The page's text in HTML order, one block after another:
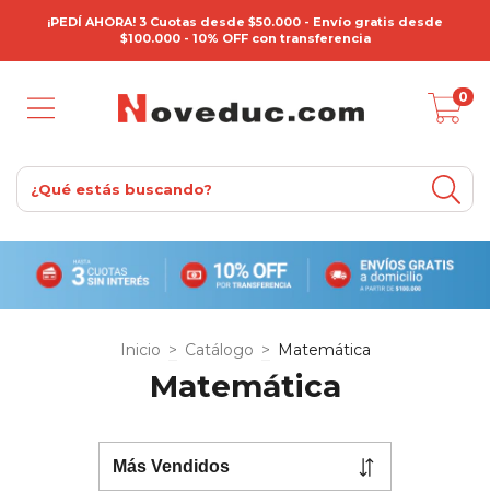
¡PEDÍ AHORA! 3 Cuotas desde $50.000 - Envío gratis desde
$100.000 - 10% OFF con transferencia
0
Inicio > Catálogo > Matemática
Matemática